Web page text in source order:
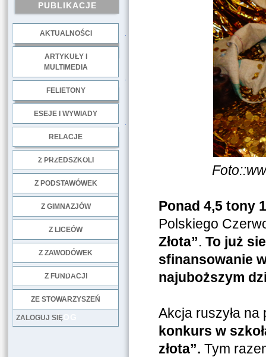
PUBLIKACJE
AKTUALNOŚCI
ARTYKUŁY I
MULTIMEDIA
FELIETONY
ESEJE I WYWIADY
RELACJE
Z PRZEDSZKOLI
Z PODSTAWÓWEK
Z GIMNAZJÓW
Z LICEÓW
Z ZAWODÓWEK
Z FUNDACJI
ZE STOWARZYSZEŃ
LOG
ZALOGUJ SIĘ
Foto:
Ponad 4,5 tony
Polskiego
Złota”. To już
sfinansowanie
najuboższym
Akcja ruszyła
konkurs w
złota”. Tym